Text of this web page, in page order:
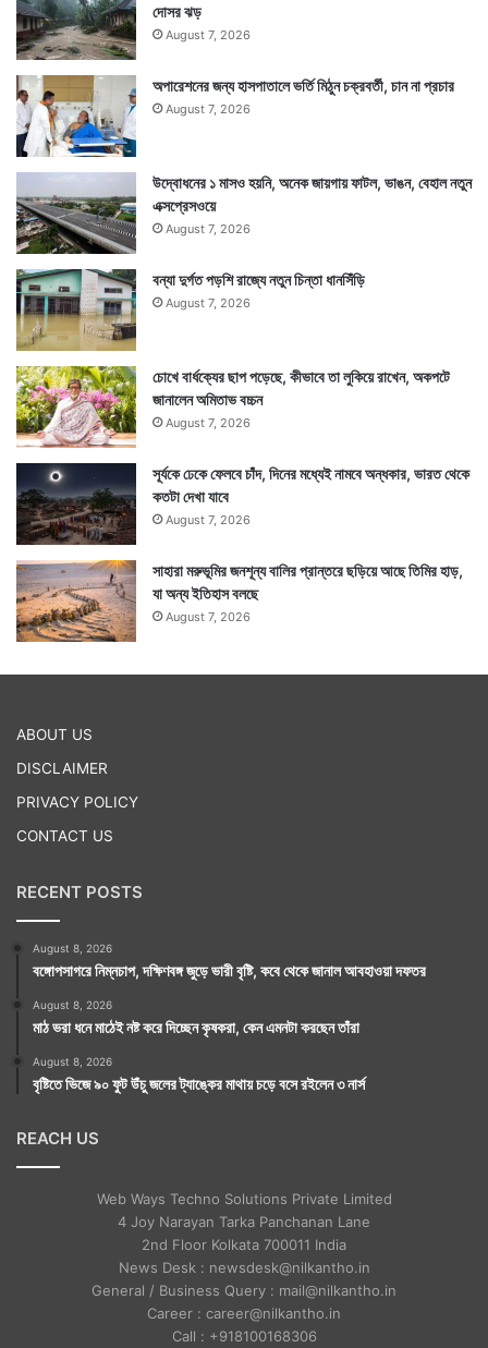
দোসর ঝড়
August 7, 2026
অপারেশনের জন্য হাসপাতালে ভর্তি মিঠুন চক্রবর্তী, চান না প্রচার
August 7, 2026
উদ্বোধনের ১ মাসও হয়নি, অনেক জায়গায় ফাটল, ভাঙন, বেহাল নতুন
এক্সপ্রেসওয়ে
August 7, 2026
বন্যা দুর্গত পড়শি রাজ্যে নতুন চিন্তা ধানসিঁড়ি
August 7, 2026
চোখে বার্ধক্যের ছাপ পড়েছে, কীভাবে তা লুকিয়ে রাখেন, অকপটে
জানালেন অমিতাভ বচ্চন
August 7, 2026
সূর্যকে ঢেকে ফেলবে চাঁদ, দিনের মধ্যেই নামবে অন্ধকার, ভারত থেকে
কতটা দেখা যাবে
August 7, 2026
সাহারা মরুভূমির জনশূন্য বালির প্রান্তরে ছড়িয়ে আছে তিমির হাড়,
যা অন্য ইতিহাস বলছে
August 7, 2026
ABOUT US
DISCLAIMER
PRIVACY POLICY
CONTACT US
RECENT POSTS
August 8, 2026
বঙ্গোপসাগরে নিম্নচাপ, দক্ষিণবঙ্গ জুড়ে ভারী বৃষ্টি, কবে থেকে জানাল আবহাওয়া দফতর
August 8, 2026
মাঠ ভরা ধনে মাঠেই নষ্ট করে দিচ্ছেন কৃষকরা, কেন এমনটা করছেন তাঁরা
August 8, 2026
বৃষ্টিতে ভিজে ৯০ ফুট উঁচু জলের ট্যাঙ্কের মাথায় চড়ে বসে রইলেন ৩ নার্স
REACH US
Web Ways Techno Solutions Private Limited
4 Joy Narayan Tarka Panchanan Lane
2nd Floor Kolkata 700011 India
News Desk : newsdesk@nilkantho.in
General / Business Query : mail@nilkantho.in
Career : career@nilkantho.in
Call : +918100168306